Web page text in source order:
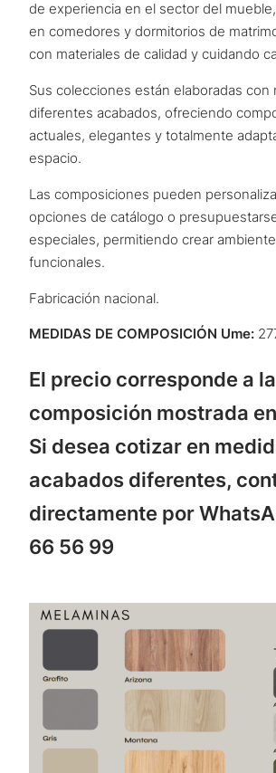
de experiencia en el sector del
en comedores y dormitorios de
con materiales de calidad y cuidando
Sus colecciones están elaboradas con
diferentes acabados, ofreciendo
actuales, elegantes y totalmente
espacio.
Las composiciones pueden
opciones de catálogo o
especiales, permitiendo crear
funcionales.
Fabricación nacional.
MEDIDAS DE COMPOSICIÓN Ume:
El precio corresponde a la
composición mostrada
Si desea cotizar en
acabados diferentes,
directamente por
66 56 99